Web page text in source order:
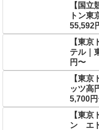
【国
トン東
55,592
【東
テル｜
円〜
【東
ッツ高
5,700
【東
ン エ